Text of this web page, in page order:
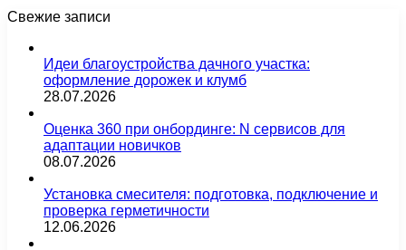
Свежие записи
Идеи благоустройства дачного участка:
оформление дорожек и клумб
28.07.2026
Оценка 360 при онбординге: N сервисов для
адаптации новичков
08.07.2026
Установка смесителя: подготовка, подключение и
проверка герметичности
12.06.2026